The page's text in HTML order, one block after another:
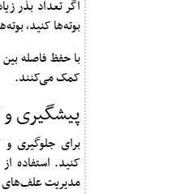
بوته‌ها کنید،
با حفظ فاصله
کمک می‌کنند.
پیشگیری
برای جلوگیری
کنید. استفاده
مدیریت علف‌های